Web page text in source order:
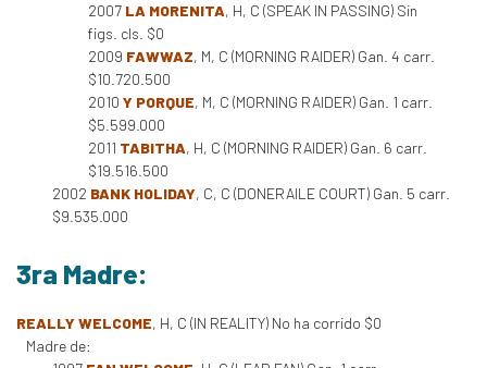
2007 LA MORENITA, H, C (SPEAK IN PASSING) Sin
figs. cls. $0
2009 FAWWAZ, M, C (MORNING RAIDER) Gan. 4 carr.
$10.720.500
2010 Y PORQUE, M, C (MORNING RAIDER) Gan. 1 carr.
$5.599.000
2011 TABITHA, H, C (MORNING RAIDER) Gan. 6 carr.
$19.516.500
2002 BANK HOLIDAY, C, C (DONERAILE COURT) Gan. 5 carr.
$9.535.000
3ra Madre:
REALLY WELCOME, H, C (IN REALITY) No ha corrido $0
Madre de: